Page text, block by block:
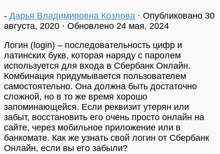
- Дарья Владимировна Козлова · Опубликовано 30
августа, 2020 · Обновлено 24 мая, 2024
Логин (login) – последовательность цифр и
латинских букв, которая наряду с паролем
используется для входа в Сбербанк Онлайн.
Комбинация придумывается пользователем
самостоятельно. Она должна быть достаточно
сложной, но в то же время хорошо
запоминающейся. Если реквизит утерян или
забыт, восстановить его очень просто онлайн на
сайте, через мобильное приложение или в
банкомате. Как же узнать свой логин от Сбербанк
Онлайн, если вы его забыли?